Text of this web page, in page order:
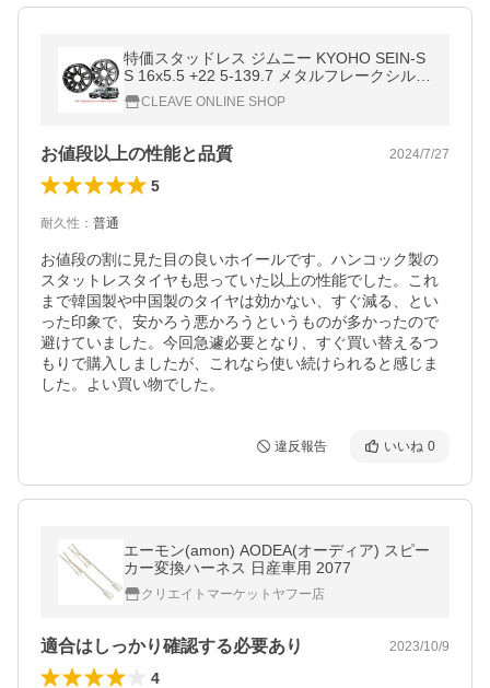
特価スタッドレス ジムニー KYOHO SEIN-S
S 16x5.5 +22 5-139.7 メタルフレークシルバ
ー ハンコック RW08 175/80R16 JB64 JB23
JA12 JA22
CLEAVE ONLINE SHOP
お値段以上の性能と品質 2024/7/27
5
耐久性 ： 普通
お値段の割に見た目の良いホイールです。ハンコック製の
スタットレスタイヤも思っていた以上の性能でした。これ
まで韓国製や中国製のタイヤは効かない、すぐ減る、とい
った印象で、安かろう悪かろうというものが多かったので
避けていました。今回急遽必要となり、すぐ買い替えるつ
もりで購入しましたが、これなら使い続けられると感じま
した。よい買い物でした。
違反報告 いいね 0
エーモン(amon) AODEA(オーディア) スピー
カー変換ハーネス 日産車用 2077
クリエイトマーケットヤフー店
適合はしっかり確認する必要あり 2023/10/9
4